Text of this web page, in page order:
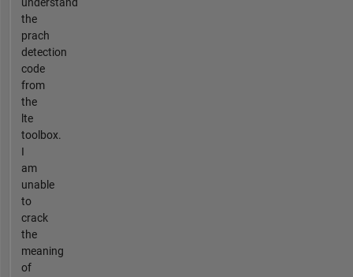
understand
the
prach
detection
code
from
the
lte
toolbox.
I
am
unable
to
crack
the
meaning
of